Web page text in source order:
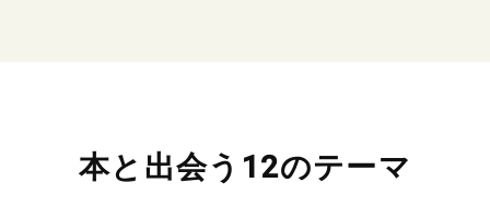
本と出会う12のテーマ